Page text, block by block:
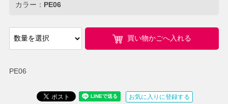
PE06
カラー： PE06
買い物かごへ入れる
お気に入りに登録する